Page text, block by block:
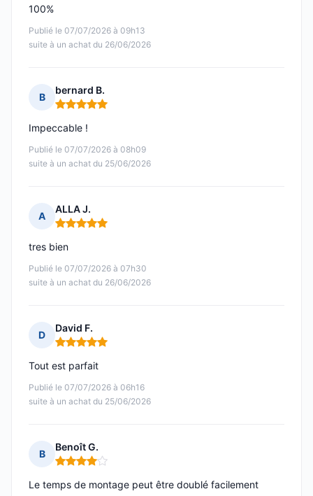
Publié le 07/07/2026 à 09h13
suite à un achat du 26/06/2026
100%
B
bernard B.
Note : 5 sur 5
Publié le 07/07/2026 à 08h09
suite à un achat du 25/06/2026
Impeccable !
A
ALLA J.
Note : 5 sur 5
Publié le 07/07/2026 à 07h30
suite à un achat du 26/06/2026
tres bien
D
David F.
Note : 5 sur 5
Publié le 07/07/2026 à 06h16
suite à un achat du 25/06/2026
Tout est parfait
B
Benoît G.
Note : 4 sur 5
Le temps de montage peut être doublé facilement